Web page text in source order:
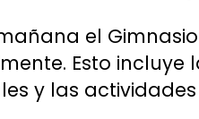
el
Esto incluye
y las